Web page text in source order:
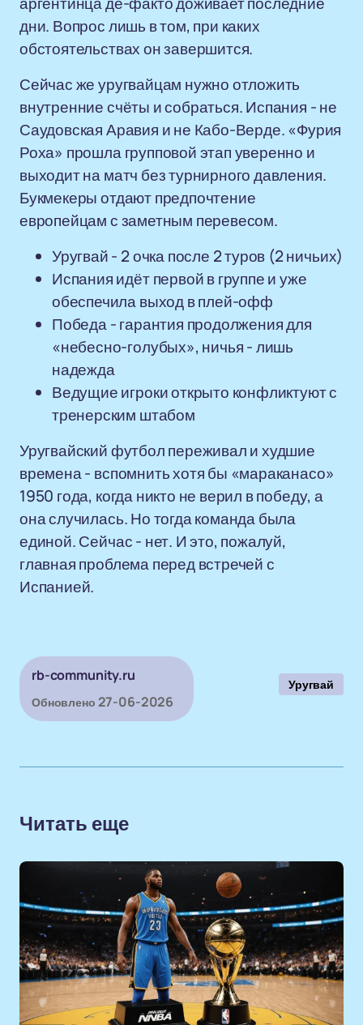
дни. Вопрос лишь в том, при каких
обстоятельствах он завершится.
Сейчас же уругвайцам нужно отложить
внутренние счёты и собраться. Испания - не
Саудовская Аравия и не Кабо-Верде. «Фурия
Роха» прошла групповой этап уверенно и
выходит на матч без турнирного давления.
Букмекеры отдают предпочтение
европейцам с заметным перевесом.
Уругвай - 2 очка после 2 туров (2 ничьих)
Испания идёт первой в группе и уже
обеспечила выход в плей-офф
Победа - гарантия продолжения для
«небесно-голубых», ничья - лишь
надежда
Ведущие игроки открыто конфликтуют с
тренерским штабом
Уругвайский футбол переживал и худшие
времена - вспомнить хотя бы «мараканасо»
1950 года, когда никто не верил в победу, а
она случилась. Но тогда команда была
единой. Сейчас - нет. И это, пожалуй,
главная проблема перед встречей с
Испанией.
rb-community.ru
Обновлено 27-06-2026
Уругвай
Читать еще